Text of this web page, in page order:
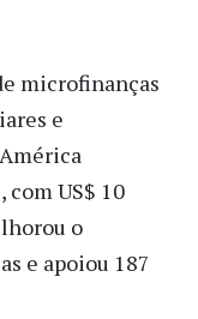
microfinanças
e
com US$ 10
o
e apoiou 187